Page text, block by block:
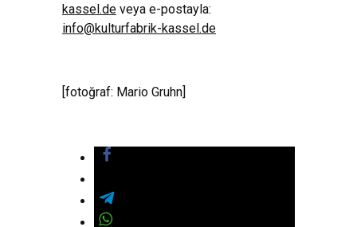
kassel.de veya e-postayla:
info@kulturfabrik-kassel.de
[fotoğraf: Mario Gruhn]